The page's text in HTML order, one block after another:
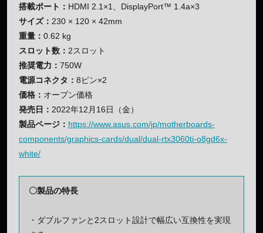
搭載ポート： HDMI 2.1×1、DisplayPort™ 1.4a×3
サイズ： 230 × 120 × 42mm
重量： 0.62 kg
スロット数： 2スロット
推奨電力： 750W
電源コネクタ： 8ピン×2
価格： オープン価格
発売日： 2022年12月16日（金）
製品ページ： https://www.asus.com/jp/motherboards-
components/graphics-cards/dual/dual-rtx3060ti-o8gd6x-
white/
〇製品の特長
・ダブルファンと2スロット設計で幅広い互換性を実現